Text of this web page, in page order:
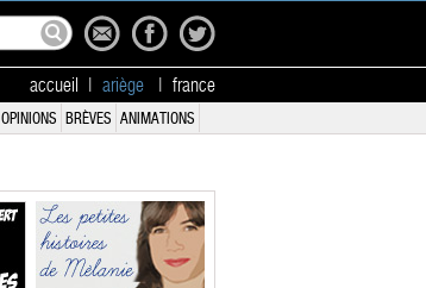
accueil ariège france
OPINIONS BRÈVES ANIMATIONS